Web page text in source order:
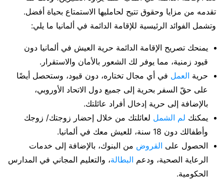
تقدمه من مزايا وحقوق تتيح لحامليها الاستمتاع بحياة أفضل.
وتشمل الفوائد الرئيسية للإقامة الدائمة في ألمانيا ما يلي:
يمنحك تصريح الإقامة الدائمة حرية العيش في ألمانيا دون
قيود زمنية، مما يوفر لك الشعور بالأمان والاستقرار.
حرية العمل في أي مجال تختاره، دون قيود، وستحصل أيضًا
على حقّ السفر بحرية إلى جميع دول الاتحاد الأوروبي،
بالإضافة إلى حرية إدخال أفراد عائلتك.
يمكنك لم الشمل لعائلتك من خلال إحضار زوجتك/ زوجك
وأطفالك دون 18 سنة، للعيش معك في ألمانيا.
الحصول على القروض من البنوك، بالإضافة إلى خدمات
الرعاية الصحية، ودعم البطالة، والتعليم المجاني في المدارس
الحكومية.